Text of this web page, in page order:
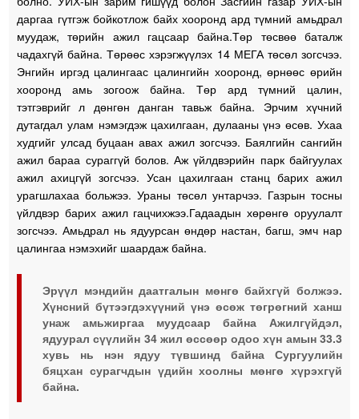
даргаа гүтгэж бойкотлож байх хооронд ард түмний амьдрал
муудаж, төрийн ажил гацсаар байна.Төр төсвөө баталж
чадахгүй байна. Төрөөс хэрэгжүүлэх 14 МЕГА төсөл зогсчээ.
Энгийн иргэд цалингаас цалингийн хооронд, өрнөөс өрийн
хооронд амь зогоож байна. Төр ард түмний цалин,
тэтгэврийг л дөнгөн данган тавьж байна. Эрчим хүчний
дутагдал улам нэмэгдэж цахилгаан, дулааны үнэ өсөв. Ухаа
худгийг улсад буцаан авах ажил зогсчээ. Баялгийн сангийн
ажил бараа сураггүй болов. Аж үйлдвэрийн парк байгуулах
ажил ахицгүй зогсчээ. Усан цахилгаан станц барих ажил
урагшлахаа больжээ. Ураны төсөл унтарчээ. Газрын тосны
үйлдвэр барих ажил гацчихжээ.Гадаадын хөрөнгө оруулалт
зогсчээ. Амьдрал нь ядуурсан өндөр настан, багш, эмч нар
цалингаа нэмэхийг шаардаж байна.
Эрүүл мэндийн даатгалын мөнгө байхгүй болжээ.
Хүнсний бүтээгдэхүүний үнэ өсөж төгрөгний ханш
унаж амьжиргаа муудсаар байна Ажилгүйдэл,
ядуурал сүүлийн 34 жил өссөөр одоо хүн амын 33.3
хувь нь нэн ядуу түвшинд байна Сургуулийн
бяцхан сурагчдын үдийн хоолны мөнгө хүрэхгүй
байна.